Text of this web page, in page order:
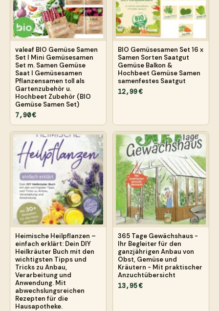
valeaf BIO Gemüse Samen
Set I Mini Gemüsesamen
Set m. Samen Gemüse
Saat I Gemüsesamen
Pflanzensamen toll als
Gartenzubehör u.
Hochbeet Zubehör (BIO
Gemüse Samen Set)
7,90 €
BIO Gemüsesamen Set 16 x
Samen Sorten Saatgut
Gemüse Balkon &
Hochbeet Gemüse Samen
samenfestes Saatgut
12,99 €
Heimische Heilpflanzen –
einfach erklärt: Dein DIY
Heilkräuter Buch mit den
wichtigsten Tipps und
Tricks zu Anbau,
Verarbeitung und
Anwendung. Mit
abwechslungsreichen
Rezepten für die
Hausapotheke.
365 Tage Gewächshaus -
Ihr Begleiter für den
ganzjährigen Anbau von
Obst, Gemüse und
Kräutern - Mit praktischer
Anzuchtübersicht
13,95 €